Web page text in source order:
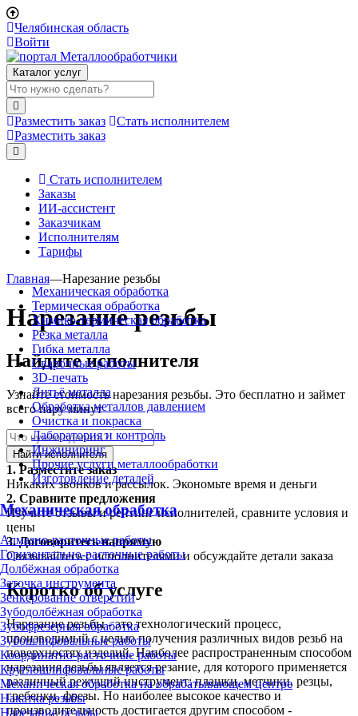
Челябинская область
Войти
Каталог услуг
Разместить заказ
Стать исполнителем
Разместить заказ
Стать исполнителем
Заказы
ИИ-ассистент
Заказчикам
Исполнителям
Тарифы
Механическая обработка
Термическая обработка
Химико-термическая обработка
Резка металла
Гибка металла
Сварочные работы
3D-печать
Литьё металла
Обработка металлов давлением
Очистка и покраска
Лаборатория и контроль
Инжиниринг
Прочие услуги металлообработки
Изготовление деталей
Механическая обработка
Алмазно-расточные работы
Горизонтально-расточные работы
Долбёжная обработка
Заточка инструмента
Зенкерование отверстий
Зубодолбёжная обработка
Зубофрезерная обработка
Зубошлифовальные работы
Координатно-расточные работы
Круглошлифовальные работы
Механическая обработка на обрабатывающем центре
Накатка резьбы
Нарезание резьбы
Главная—Нарезание резьбы
Нарезание резьбы
Найдите исполнителя
Узнайте стоимость нарезания резьбы. Это бесплатно и займет
всего пару минут
Найти исполнителя
1. Разместите заказ
Никаких звонков и рассылок. Экономьте время и деньги
2. Сравните предложения
Изучите отзывы и рейтинг исполнителей, сравните условия и
цены
3.Договоритесь напрямую
Связывайтесь с исполнителями и обсуждайте детали заказа
Коротко об услуге
Нарезание резьбы - это технологический процесс,
производимый с целью получения различных видов резьб на
поверхностях изделий. Наиболее распространенным способом
нарезания резьбы является резание, для которого применяется
различный режущий инструмент: плашки, метчики, резцы,
гребенки, фрезы. Но наиболее высокое качество и
производительность достигается другим способом -